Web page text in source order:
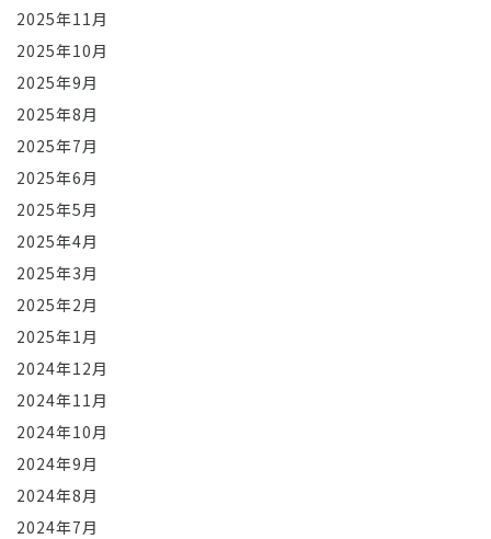
2025年11月
2025年10月
2025年9月
2025年8月
2025年7月
2025年6月
2025年5月
2025年4月
2025年3月
2025年2月
2025年1月
2024年12月
2024年11月
2024年10月
2024年9月
2024年8月
2024年7月